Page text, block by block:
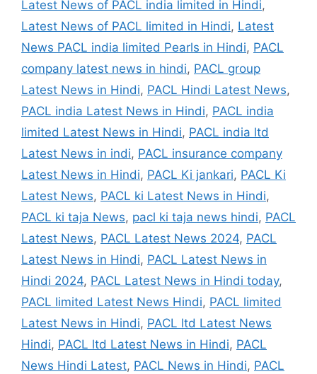
Latest News of PACL india limited in Hindi,
Latest News of PACL limited in Hindi, Latest
News PACL india limited Pearls in Hindi, PACL
company latest news in hindi, PACL group
Latest News in Hindi, PACL Hindi Latest News,
PACL india Latest News in Hindi, PACL india
limited Latest News in Hindi, PACL india ltd
Latest News in indi, PACL insurance company
Latest News in Hindi, PACL Ki jankari, PACL Ki
Latest News, PACL ki Latest News in Hindi,
PACL ki taja News, pacl ki taja news hindi, PACL
Latest News, PACL Latest News 2024, PACL
Latest News in Hindi, PACL Latest News in
Hindi 2024, PACL Latest News in Hindi today,
PACL limited Latest News Hindi, PACL limited
Latest News in Hindi, PACL ltd Latest News
Hindi, PACL ltd Latest News in Hindi, PACL
News Hindi Latest, PACL News in Hindi, PACL